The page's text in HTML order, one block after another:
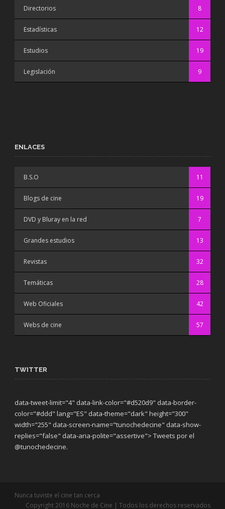
Directorios 8
Estadísticas 12
Estudios 19
Legislación 9
ENLACES
B.S.O 11
Blogs de cine 19
DVD y Bluray en la red 7
Grandes estudios 13
Revistas 32
Temáticas 28
Web Oficiales 42
Webs de cine 57
TWITTER
data-tweet-limit="4" data-link-color="#d520d9" data-border-
color="#ddd" lang="ES" data-theme="dark" height="300"
width="255" data-screen-name="tunochedecine" data-show-
replies="false" data-aria-polite="assertive"> Tweets por el
@tunochedecine.
Nunca tuviste el cine tan cerca
Copyright 2016 Noche de Cine | Todos los derechos reservados